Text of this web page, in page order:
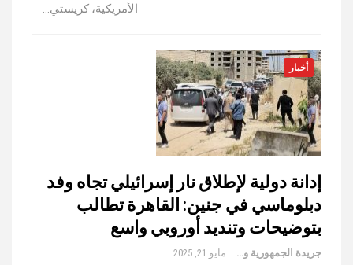
الأمريكية، كريستي…
أخبار
إدانة دولية لإطلاق نار إسرائيلي تجاه وفد
دبلوماسي في جنين: القاهرة تطالب
بتوضيحات وتنديد أوروبي واسع
جريدة الجمهورية والعالم مايو 21, 2025